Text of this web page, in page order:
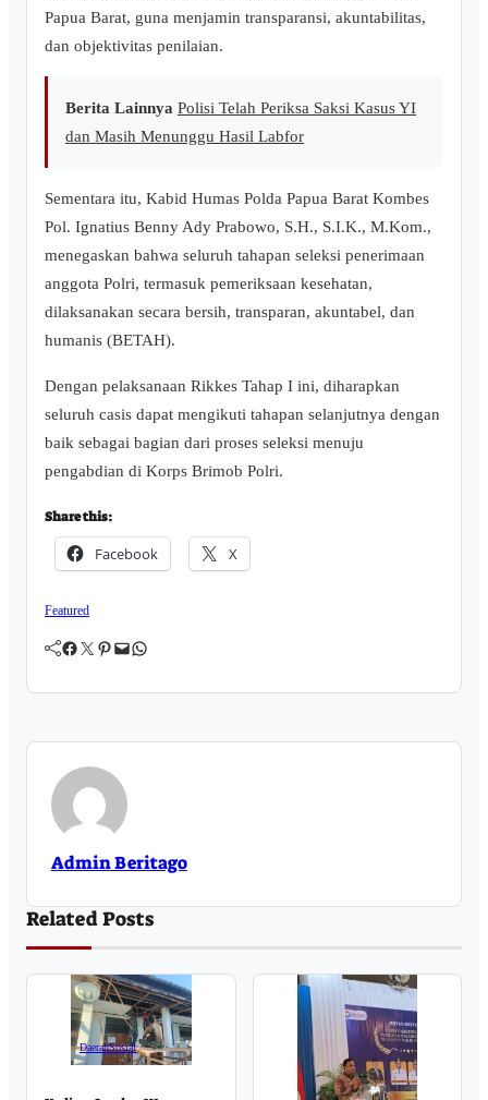
Papua Barat, guna menjamin transparansi, akuntabilitas,
dan objektivitas penilaian.
Berita Lainnya Polisi Telah Periksa Saksi Kasus YI
dan Masih Menunggu Hasil Labfor
Sementara itu, Kabid Humas Polda Papua Barat Kombes
Pol. Ignatius Benny Ady Prabowo, S.H., S.I.K., M.Kom.,
menegaskan bahwa seluruh tahapan seleksi penerimaan
anggota Polri, termasuk pemeriksaan kesehatan,
dilaksanakan secara bersih, transparan, akuntabel, dan
humanis (BETAH).
Dengan pelaksanaan Rikkes Tahap I ini, diharapkan
seluruh casis dapat mengikuti tahapan selanjutnya dengan
baik sebagai bagian dari proses seleksi menuju
pengabdian di Korps Brimob Polri.
Share this:
Facebook X
Featured
Facebook Twitter Pinterest Mail WhatsApp
Admin Beritago
Related Posts
DaerahSosial